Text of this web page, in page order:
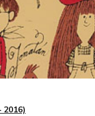
2016)